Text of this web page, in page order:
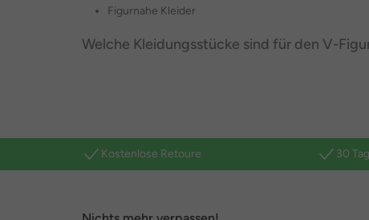
Figurnahe Kleider
Welche Kleidungsstücke sind für den V-
Kostenlose Retoure 30